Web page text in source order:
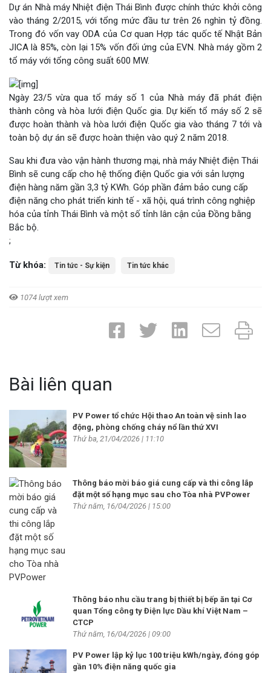
Dự án Nhà máy Nhiệt điện Thái Bình được chính thức khởi công
vào tháng 2/2015, với tổng mức đầu tư trên 26 nghìn tỷ đồng.
Trong đó vốn vay ODA của Cơ quan Hợp tác quốc tế Nhật Bản
JICA là 85%, còn lại 15% vốn đối ứng của EVN. Nhà máy gồm 2
tổ máy với tổng công suất 600 MW.
Ngày 23/5 vừa qua tổ máy số 1 của Nhà máy đã phát điện
thành công và hòa lưới điện Quốc gia. Dự kiến tổ máy số 2 sẽ
được hoàn thành và hòa lưới điện Quốc gia vào tháng 7 tới và
toàn bộ dự án sẽ được hoàn thiện vào quý 2 năm 2018.
Sau khi đưa vào vận hành thương mại, nhà máy Nhiệt điện Thái
Bình sẽ cung cấp cho hệ thống điện Quốc gia với sản lượng
điện hàng năm gần 3,3 tỷ KWh. Góp phần đảm bảo cung cấp
điện năng cho phát triển kinh tế - xã hội, quá trình công nghiệp
hóa của tỉnh Thái Bình và một số tỉnh lân cận của Đồng bằng
Bắc bộ.
;
Từ khóa: Tin tức - Sự kiện Tin tức khác
1074 lượt xem
Bài liên quan
PV Power tổ chức Hội thao An toàn vệ sinh lao
động, phòng chống cháy nổ lần thứ XVI
Thứ ba, 21/04/2026 | 11:10
Thông báo mời báo giá cung cấp và thi công lắp
đặt một số hạng mục sau cho Tòa nhà PVPower
Thứ năm, 16/04/2026 | 15:00
Thông báo nhu cầu trang bị thiết bị bếp ăn tại Cơ
quan Tổng công ty Điện lực Dầu khí Việt Nam –
CTCP
Thứ năm, 16/04/2026 | 09:00
PV Power lập kỷ lục 100 triệu kWh/ngày, đóng góp
gần 10% điện năng quốc gia